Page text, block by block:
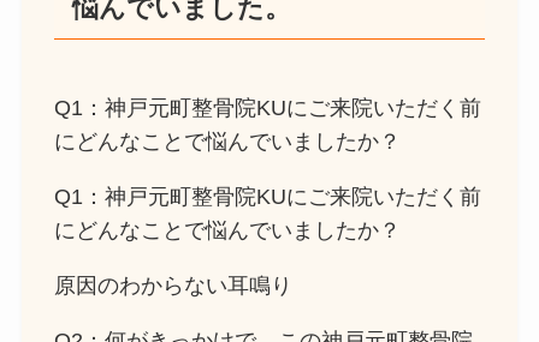
悩んでいました。
Q1：神戸元町整骨院KUにご来院いただく前
にどんなことで悩んでいましたか？
Q1：神戸元町整骨院KUにご来院いただく前
にどんなことで悩んでいましたか？
原因のわからない耳鳴り